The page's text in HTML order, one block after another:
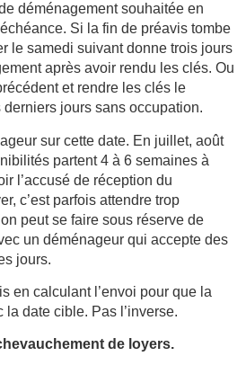
déménagement souhaitée en
Si la fin de préavis tombe
le samedi suivant donne trois jours
après avoir rendu les clés. Ou
et rendre les clés le
jours sans occupation.
sur cette date. En juillet, août
partent 4 à 6 semaines à
l’accusé de réception du
c’est parfois attendre trop
peut se faire sous réserve de
un déménageur qui accepte des
jours.
en calculant l’envoi pour que la
date cible. Pas l’inverse.
de loyers.